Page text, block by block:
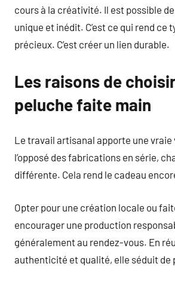
cours à la créativité. Il est possible
unique et inédit. C’est ce qui rend ce
précieux. C’est créer un lien durable.
Les raisons de
peluche faite main
Le travail artisanal apporte une vraie
l’opposé des fabrications en série,
différente. Cela rend le cadeau
Opter pour une création locale ou
encourager une production
généralement au rendez-vous. En
authenticité et qualité, elle séduit de